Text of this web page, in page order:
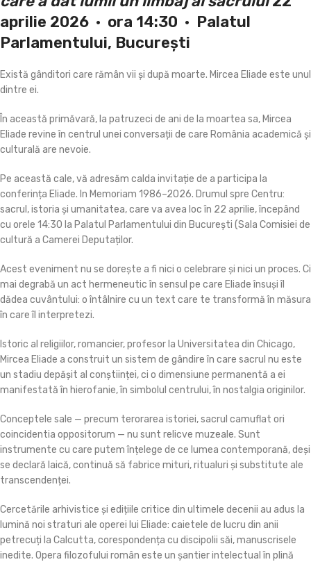
aprilie 2026 · ora 14:30 · Palatul
Parlamentului, București
Există gânditori care rămân vii și după moarte. Mircea Eliade este unul
dintre ei.
În această primăvară, la patruzeci de ani de la moartea sa, Mircea
Eliade revine în centrul unei conversații de care România academică și
culturală are nevoie.
Pe această cale, vă adresăm calda invitație de a participa la
conferința Eliade. In Memoriam 1986–2026. Drumul spre Centru:
sacrul, istoria și umanitatea, care va avea loc în 22 aprilie, începând
cu orele 14:30 la Palatul Parlamentului din București (Sala Comisiei de
cultură a Camerei Deputaților.
Acest eveniment nu se dorește a fi nici o celebrare și nici un proces. Ci
mai degrabă un act hermeneutic în sensul pe care Eliade însuși îl
dădea cuvântului: o întâlnire cu un text care te transformă în măsura
în care îl interpretezi.
Istoric al religiilor, romancier, profesor la Universitatea din Chicago,
Mircea Eliade a construit un sistem de gândire în care sacrul nu este
un stadiu depășit al conștiinței, ci o dimensiune permanentă a ei
manifestată în hierofanie, în simbolul centrului, în nostalgia originilor.
Conceptele sale — precum terorarea istoriei, sacrul camuflat ori
coincidentia oppositorum — nu sunt relicve muzeale. Sunt
instrumente cu care putem înțelege de ce lumea contemporană, deși
se declară laică, continuă să fabrice mituri, ritualuri și substitute ale
transcendenței.
Cercetările arhivistice și edițiile critice din ultimele decenii au adus la
lumină noi straturi ale operei lui Eliade: caietele de lucru din anii
petrecuți la Calcutta, corespondența cu discipolii săi, manuscrisele
inedite. Opera filozofului român este un șantier intelectual în plină